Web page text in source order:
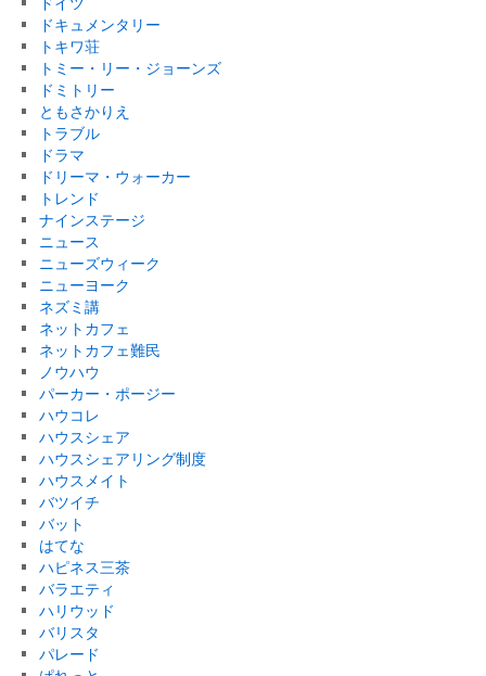
ドキュメンタリー
トキワ荘
トミー・リー・ジョーンズ
ドミトリー
ともさかりえ
トラブル
ドラマ
ドリーマ・ウォーカー
トレンド
ナインステージ
ニュース
ニューズウィーク
ニューヨーク
ネズミ講
ネットカフェ
ネットカフェ難民
ノウハウ
パーカー・ポージー
ハウコレ
ハウスシェア
ハウスシェアリング制度
ハウスメイト
バツイチ
バット
はてな
ハピネス三茶
バラエティ
ハリウッド
バリスタ
パレード